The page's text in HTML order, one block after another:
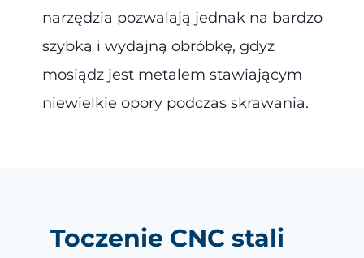
narzędzia pozwalają jednak na bardzo
szybką i wydajną obróbkę, gdyż
mosiądz jest metalem stawiającym
niewielkie opory podczas skrawania.
Toczenie CNC stali